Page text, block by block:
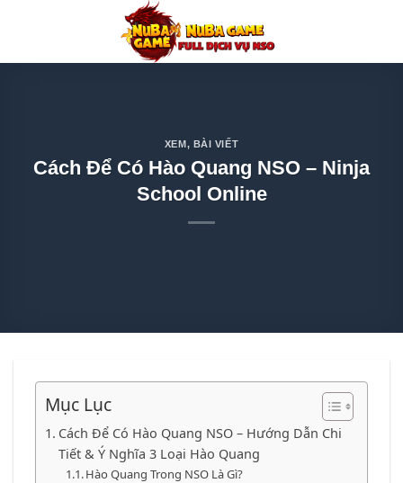
nội
XEM , BÀI VIẾT
Cách Để Có Hào Quang NSO – Ninja
School Online
Mục Lục
Cách Để Có Hào Quang NSO – Hướng Dẫn Chi
Tiết & Ý Nghĩa 3 Loại Hào Quang
Hào Quang Trong NSO Là Gì?